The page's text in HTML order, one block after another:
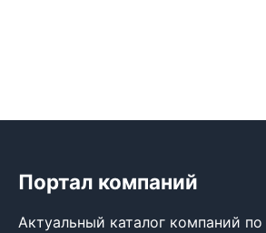
Портал компаний
Актуальный каталог компаний